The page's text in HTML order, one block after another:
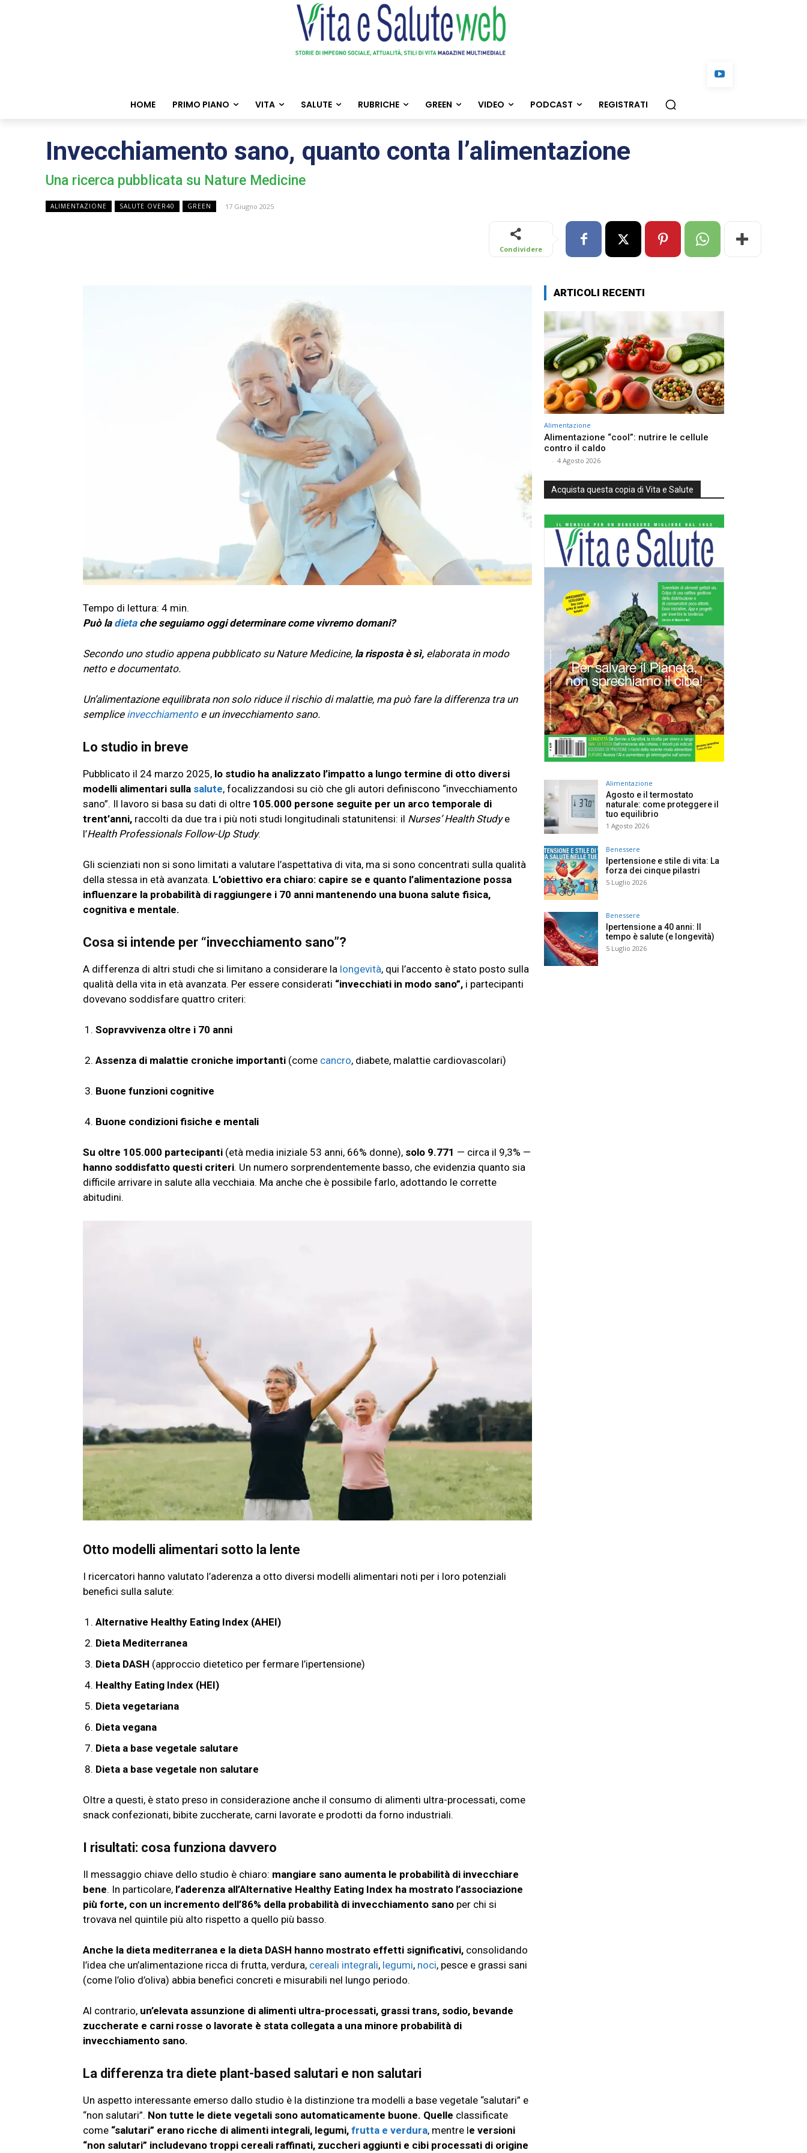
HOME PRIMO PIANO VITA SALUTE RUBRICHE GREEN VIDEO PODCAST REGISTRATI
Invecchiamento sano, quanto conta l’alimentazione
Una ricerca pubblicata su Nature Medicine
ALIMENTAZIONE SALUTE OVER40 GREEN 17 Giugno 2025
Condividere
Può la dietache seguiamo oggi determinare come vivremo domani?
Secondo uno studio appena pubblicato su Nature Medicine, la risposta è sì, elaborata in modo
netto e documentato.
Un’alimentazione equilibrata non solo riduce il rischio di malattie, ma può fare la differenza tra un
semplice invecchiamentoe un invecchiamento sano.
Lo studio in breve
Pubblicato il 24 marzo 2025, lo studio ha analizzato l’impatto a lungo termine di otto diversi
modelli alimentari sulla salute, focalizzandosi su ciò che gli autori definiscono “invecchiamento
sano”. Il lavoro si basa su dati di oltre 105.000 persone seguite per un arco temporale di
trent’anni, raccolti da due tra i più noti studi longitudinali statunitensi: il Nurses’ Health Studye
l’Health Professionals Follow-Up Study.
Gli scienziati non si sono limitati a valutare l’aspettativa di vita, ma si sono concentrati sulla qualità
della stessa in età avanzata. L’obiettivo era chiaro: capire se e quanto l’alimentazione possa
influenzare la probabilità di raggiungere i 70 anni mantenendo una buona salute fisica,
cognitiva e mentale.
Cosa si intende per “invecchiamento sano”?
A differenza di altri studi che si limitano a considerare la longevità, qui l’accento è stato posto sulla
qualità della vita in età avanzata. Per essere considerati “invecchiati in modo sano”, i partecipanti
dovevano soddisfare quattro criteri:
Sopravvivenza oltre i 70 anni
Assenza di malattie croniche importanti (come cancro, diabete, malattie cardiovascolari)
Buone funzioni cognitive
Buone condizioni fisiche e mentali
Su oltre 105.000 partecipanti (età media iniziale 53 anni, 66% donne), solo 9.771 — circa il 9,3% —
hanno soddisfatto questi criteri. Un numero sorprendentemente basso, che evidenzia quanto sia
difficile arrivare in salute alla vecchiaia. Ma anche che è possibile farlo, adottando le corrette
abitudini.
Otto modelli alimentari sotto la lente
I ricercatori hanno valutato l’aderenza a otto diversi modelli alimentari noti per i loro potenziali
benefici sulla salute:
Alternative Healthy Eating Index (AHEI)
Dieta Mediterranea
Dieta DASH (approccio dietetico per fermare l’ipertensione)
Healthy Eating Index (HEI)
Dieta vegetariana
Dieta vegana
Dieta a base vegetale salutare
Dieta a base vegetale non salutare
Oltre a questi, è stato preso in considerazione anche il consumo di alimenti ultra-processati, come
snack confezionati, bibite zuccherate, carni lavorate e prodotti da forno industriali.
I risultati: cosa funziona davvero
Il messaggio chiave dello studio è chiaro: mangiare sano aumenta le probabilità di invecchiare
bene. In particolare, l’aderenza all’Alternative Healthy Eating Index ha mostrato l’associazione
più forte, con un incremento dell’86% della probabilità di invecchiamento sano per chi si
trovava nel quintile più alto rispetto a quello più basso.
Anche la dieta mediterranea e la dieta DASH hanno mostrato effetti significativi, consolidando
l’idea che un’alimentazione ricca di frutta, verdura, cereali integrali, legumi, noci, pesce e grassi sani
(come l’olio d’oliva) abbia benefici concreti e misurabili nel lungo periodo.
Al contrario, un’elevata assunzione di alimenti ultra-processati, grassi trans, sodio, bevande
zuccherate e carni rosse o lavorate è stata collegata a una minore probabilità di
invecchiamento sano.
La differenza tra diete plant-based salutari e non salutari
Un aspetto interessante emerso dallo studio è la distinzione tra modelli a base vegetale “salutari” e
“non salutari”. Non tutte le diete vegetali sono automaticamente buone. Quelle classificate
come “salutari” erano ricche di alimenti integrali, legumi, frutta e verdura, mentre le versioni
“non salutari” includevano troppi cereali raffinati, zuccheri aggiunti e cibi processati di origine
ARTICOLI RECENTI
Alimentazione
Alimentazione “cool”: nutrire le cellule
contro il caldo
- 4 Agosto 2026
Acquista questa copia di Vita e Salute
Alimentazione
Agosto e il termostato
naturale: come proteggere il
tuo equilibrio
1 Agosto 2026
Benessere
Ipertensione e stile di vita: La
forza dei cinque pilastri
5 Luglio 2026
Benessere
Ipertensione a 40 anni: Il
tempo è salute (e longevità)
5 Luglio 2026